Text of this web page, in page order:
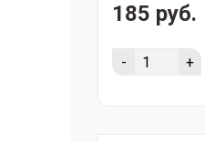
185 руб.
- +